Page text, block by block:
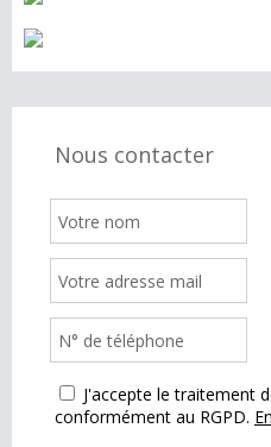
Nous contacter
J'accepte le traitement
conformément au RGPD.